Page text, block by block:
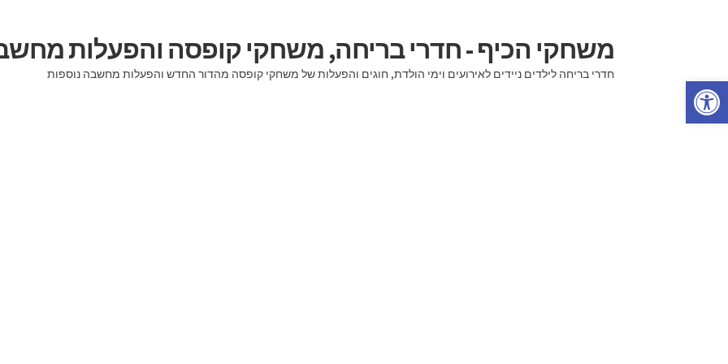
פתח סרגל נגישות
דלג
לניווט
לדלג
לתוכן
משחקי הכיף - חדרי בריחה, משחקי קופסה והפעלות
חדרי בריחה לילדים ניידים לאירועים וימי הולדת, חוגים והפעלות של משחקי קופסה מהדור החדש והפעלות מחשבה נוספות